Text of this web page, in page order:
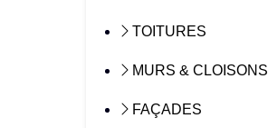
TOITURES
MURS & CLOISONS
FAÇADES